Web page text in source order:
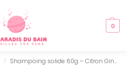
0
/ Shampoing solide 60g – Citron Gingembre